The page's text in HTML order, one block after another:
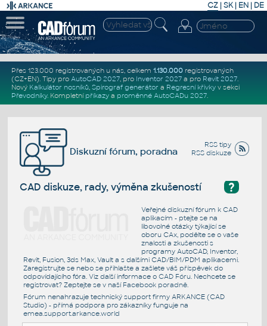
CZ | SK| EN | DE
Přes 123.000 registrovaných u nás, celkem 1.130.000registrovaných
(CZ+EN). Tipy pro AutoCAD 2027, pro Inventor 2027a pro Revit 2027.
Nový Kalkulátor nosníků, Spirograf generátor a Regresní křivkyv sekci
Převodníky. Kompletní příkazya proměnné AutoCADu 2027.
RSS tipy
RSS diskuze
Diskuzní fórum, poradna
?
CAD diskuze, rady, výměna zkušeností
Veřejné diskuzní fórum k CAD
aplikacím - ptejte se na
libovolné otázky týkající se
oboru CAx, podělte se o vaše
znalosti a zkušenosti s
programy AutoCAD, Inventor,
Revit, Fusion, 3ds Max, Vault a s dalšími CAD/BIM/PDM aplikacemi.
Zaregistrujte se nebo se přihlašte a zašlete váš příspěvek do
odpovídajícího fóra. Viz další informace o CAD Fóru. Nechcete se
registrovat? Zeptejte se v naší Facebook poradně.
Fórum nenahrazuje technický support firmy ARKANCE (CAD
Studio) - přímá podpora pro zákazníky funguje na
emea.support.arkance.world